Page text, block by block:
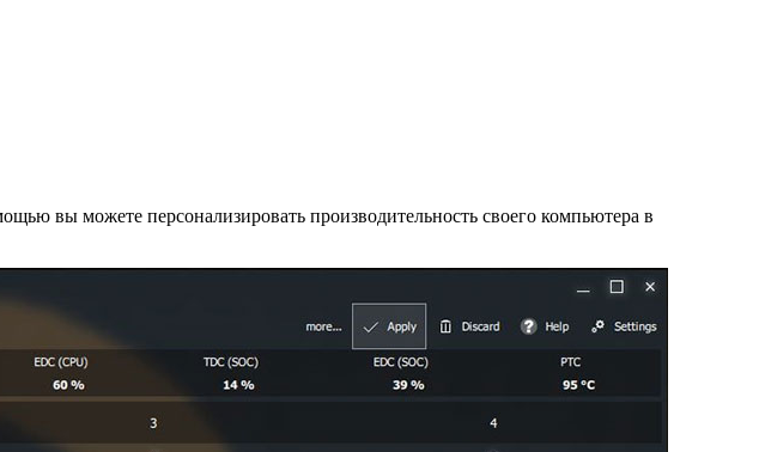
вы можете персонализировать производительность своего компьютера в